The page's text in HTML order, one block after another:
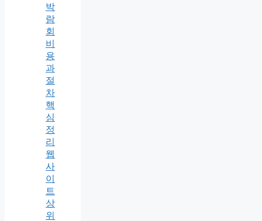
박
람
회
비
용
과
절
차
핵
심
정
리
웹
사
이
트
상
위